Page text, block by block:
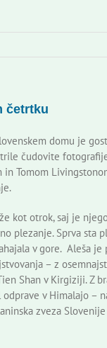
četrtku
domu je
čudovite
Tomom
kot otrok, saj je
plezanje. Sprva sta
v gore. Aleša
– z
Shan v Kirgiziji. Z
v Himalajo –
zveza